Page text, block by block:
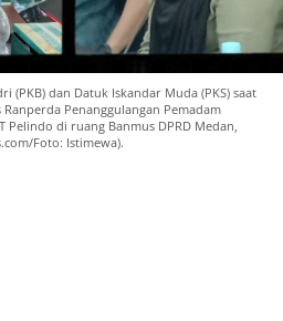
(PKB) dan Datuk Iskandar Muda (PKS) saat
Penanggulangan Pemadam
Pelindo di ruang Banmus DPRD Medan,
Foto: Istimewa).